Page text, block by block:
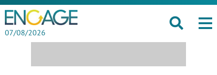
07/08/2026